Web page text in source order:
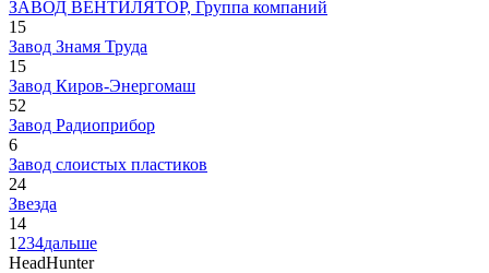
ЗАВОД ВЕНТИЛЯТОР, Группа компаний
15
Завод Знамя Труда
15
Завод Киров-Энергомаш
52
Завод Радиоприбор
6
Завод слоистых пластиков
24
Звезда
14
1 234дальше
HeadHunter